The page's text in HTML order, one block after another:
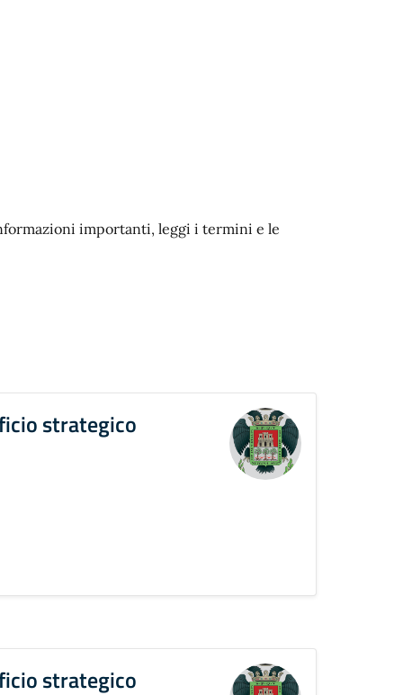
importanti, leggi i termini e le
strategico
strategico